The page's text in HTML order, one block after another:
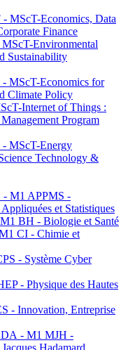
MScT-Economics, Data
Finance
Environmental
Sustainability
MScT-Economics for
Climate Policy
Internet of Things :
Program
MScT-Energy
Technology &
M1 APPMS -
et Statistiques
BH - Biologie et Santé
CI - Chimie et
- Système Cyber
- Physique des Hautes
- Innovation, Entreprise
- M1 MJH -
Hadamard